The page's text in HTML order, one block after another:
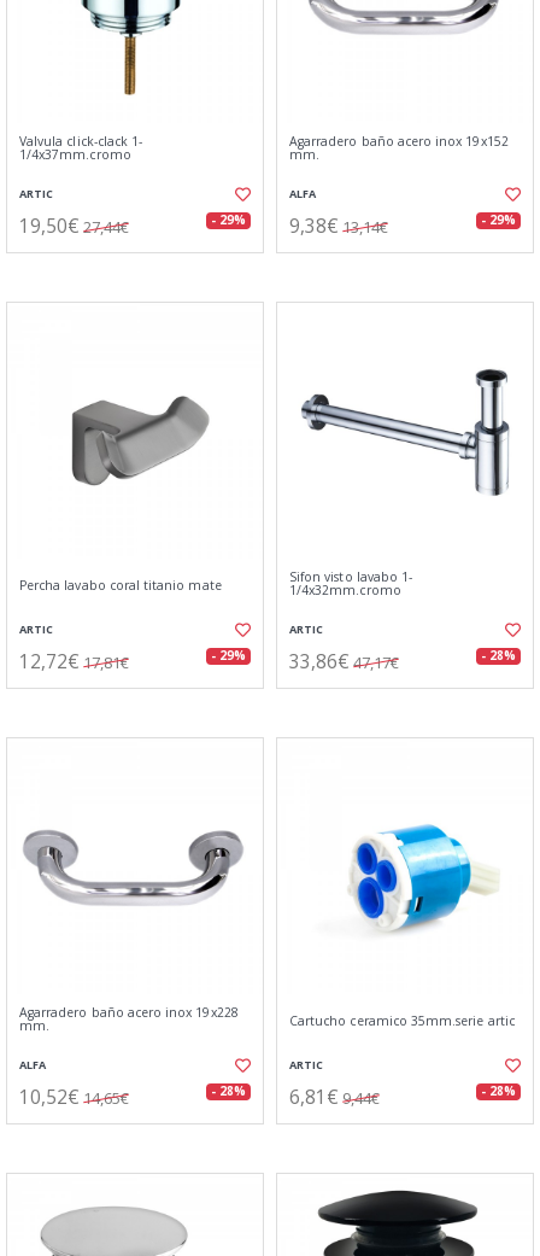
Valvula click-clack 1-
1/4x37mm.cromo
ARTIC
19,50€ 27,44€ - 29%
Agarradero baño acero inox 19x152
mm.
ALFA
9,38€ 13,14€ - 29%
Percha lavabo coral titanio mate
ARTIC
12,72€ 17,81€ - 29%
Sifon visto lavabo 1-
1/4x32mm.cromo
ARTIC
33,86€ 47,17€ - 28%
Agarradero baño acero inox 19x228
mm.
ALFA
10,52€ 14,65€ - 28%
Cartucho ceramico 35mm.serie artic
ARTIC
6,81€ 9,44€ - 28%